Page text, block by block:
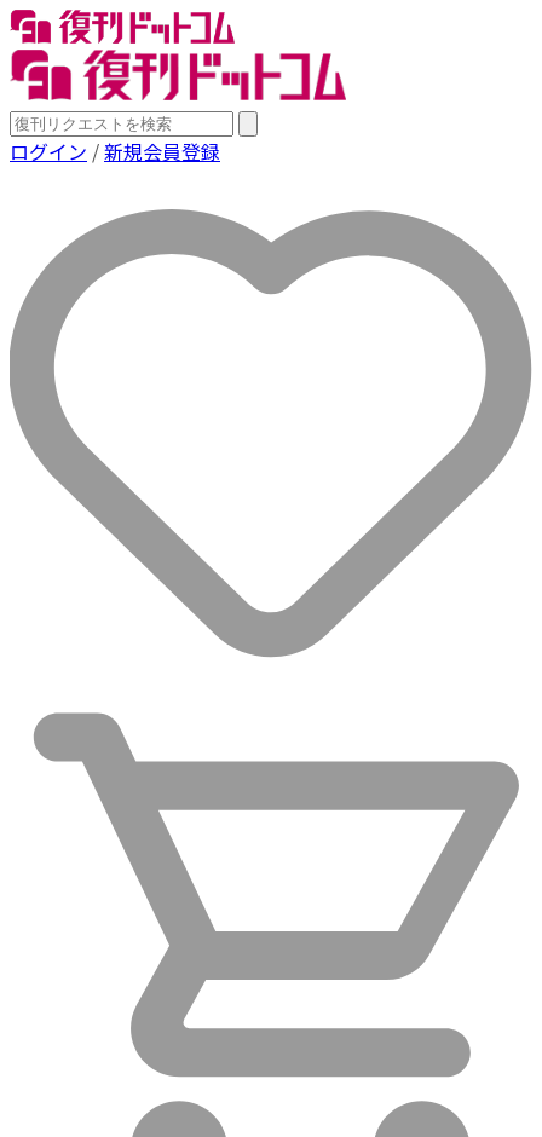
ログイン /新規会員登録